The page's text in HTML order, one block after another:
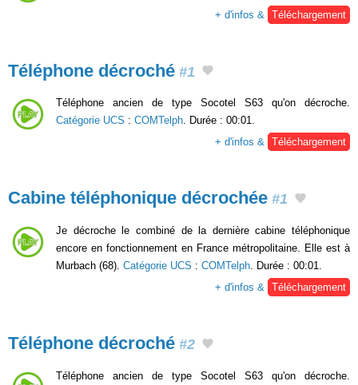
+ d'infos &
Téléchargement
Téléphone décroché #1
Téléphone ancien de type Socotel S63 qu'on décroche.
Catégorie UCS : COMTelph. Durée : 00:01.
+ d'infos & Téléchargement
Cabine téléphonique décrochée #1
Je décroche le combiné de la dernière cabine téléphonique
encore en fonctionnement en France métropolitaine. Elle est à
Murbach (68). Catégorie UCS : COMTelph . Durée : 00:01.
+ d'infos &
Téléchargement
Téléphone décroché #2
Téléphone ancien de type Socotel S63 qu'on décroche.